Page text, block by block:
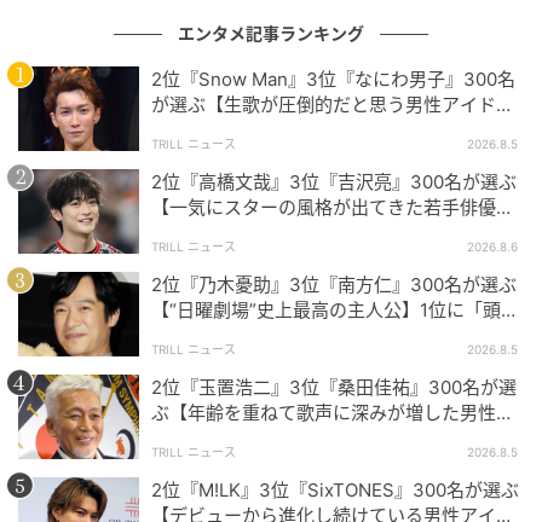
今回ご紹介した3名はいずれも、美しさ・演技力・人柄
など多方面で「非の打ち所がない」と多くの方から支
持されていました。それぞれ違った個性や魅力があり
ますが、「完璧」という言葉にふさわしい存在とし
て、多くのファンを惹きつけています。
※本記事は、自社で募集したアンケートの回答者300名
の意見を集計した結果に基づき制作しています。社会
全体の意見を代表、あるいは断定するものではないこ
とを、あらかじめご了承ください。
※記事内の情報は執筆時点の内容です。
※コメントは原文ママ
※本記事は自社で募集したアンケートの回答結果をも
エンタメ記事ランキング
2位『Snow Man』3位『なにわ男子』300名
が選ぶ【生歌が圧倒的だと思う男性アイドル
TRILL ニュース 2026.8.5
2位『高橋文哉』3位『吉沢亮』300名が選ぶ
【一気にスターの風格が出てきた若手俳優】1
TRILL ニュース 2026.8.6
2位『乃木憂助』3位『南方仁』300名が選ぶ
【“日曜劇場”史上最高の主人公】1位に「頭
TRILL ニュース 2026.8.5
2位『玉置浩二』3位『桑田佳祐』300名が選
ぶ【年齢を重ねて歌声に深みが増した男性ア
TRILL ニュース 2026.8.5
2位『M!LK』3位『SixTONES』300名が選ぶ
【デビューから進化し続けている男性アイド